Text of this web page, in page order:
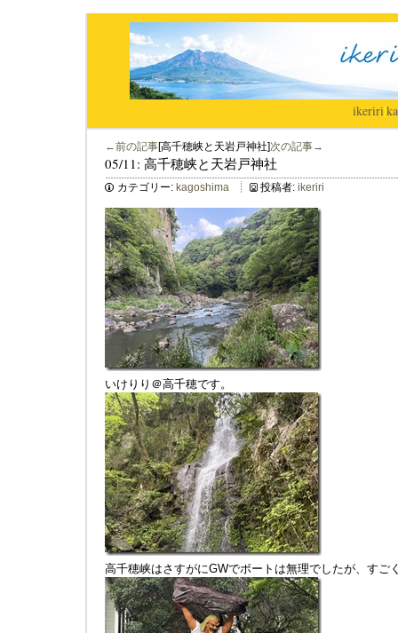
ikeriri|
←前の記事[高千穂峡と天岩戸神社]次の記事→
05/11: 高千穂峡と天岩戸神社
カテゴリー: kagoshima 投稿者: ikeriri
いけりり＠高千穂です。
高千穂峡はさすがにGWでボートは無理でしたが、すご